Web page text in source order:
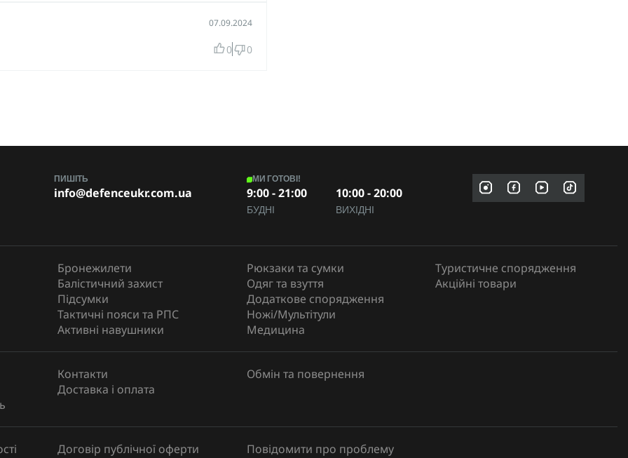
07.09.2024
0 0
ПИШІТЬ
info@defenceukr.com.ua
МИ ГОТОВІ!
9:00 - 21:00
БУДНІ
10:00 - 20:00
ВИХІДНІ
Бронежилети
Балістичний захист
Підсумки
Тактичні пояси та РПС
Активні навушники
Рюкзаки та сумки
Одяг та взуття
Додаткове спорядження
Ножі/Мультітули
Медицина
Туристичне спорядження
Акційні товари
Контакти
Доставка і оплата
Обмін та повернення
Договір публічної оферти Повідомити про проблему